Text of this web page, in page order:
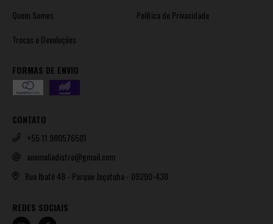
Quem Somos
Política de Privacidade
Trocas e Devoluções
FORMAS DE ENVIO
CONTATO
+55 11 980576501
anomaliadistro@gmail.com
Rua Ibaté 48 - Parque Jaçatuba - 09290-430
REDES SOCIAIS